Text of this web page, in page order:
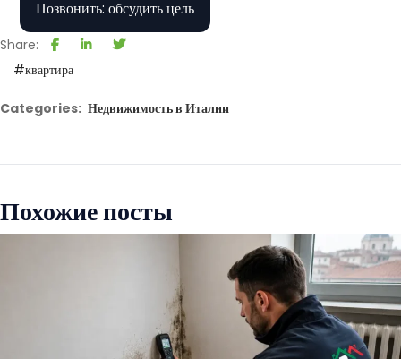
Позвонить: обсудить цель
Share:
#квартира
Categories: Недвижимость в Италии
Похожие посты